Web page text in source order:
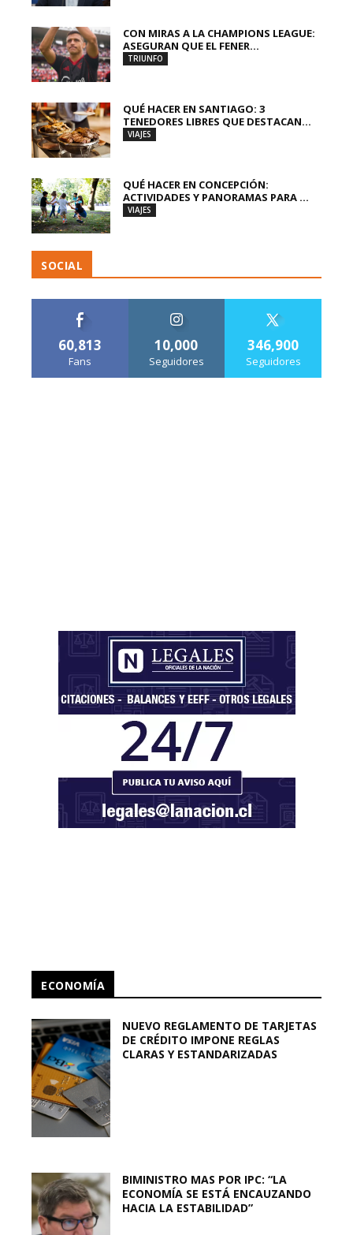
CON MIRAS A LA CHAMPIONS LEAGUE:
ASEGURAN QUE EL FENER...
TRIUNFO
QUÉ HACER EN SANTIAGO: 3
TENEDORES LIBRES QUE DESTACAN...
VIAJES
QUÉ HACER EN CONCEPCIÓN:
ACTIVIDADES Y PANORAMAS PARA ...
VIAJES
SOCIAL
60,813
Fans
10,000
Seguidores
346,900
Seguidores
ECONOMÍA
NUEVO REGLAMENTO DE TARJETAS
DE CRÉDITO IMPONE REGLAS
CLARAS Y ESTANDARIZADAS
BIMINISTRO MAS POR IPC: “LA
ECONOMÍA SE ESTÁ ENCAUZANDO
HACIA LA ESTABILIDAD”